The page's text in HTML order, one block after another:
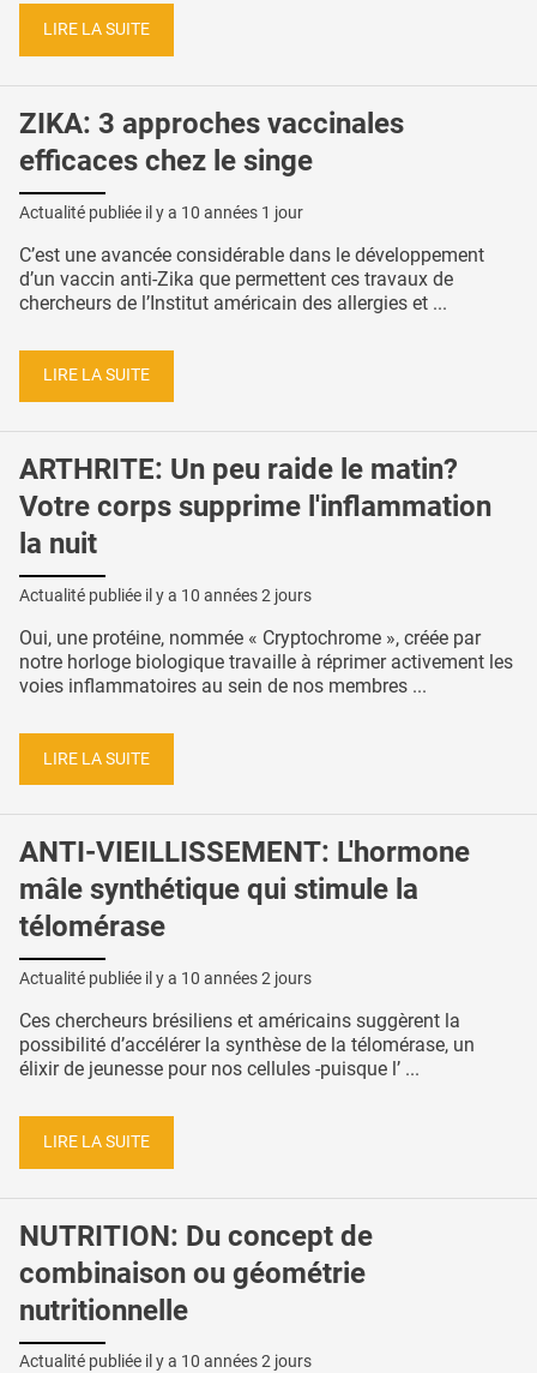
LIRE LA SUITE
ZIKA: 3 approches vaccinales
efficaces chez le singe
Actualité publiée il y a 10 années 1 jour
C’est une avancée considérable dans le développement
d’un vaccin anti-Zika que permettent ces travaux de
chercheurs de l’Institut américain des allergies et ...
LIRE LA SUITE
ARTHRITE: Un peu raide le matin?
Votre corps supprime l'inflammation
la nuit
Actualité publiée il y a 10 années 2 jours
Oui, une protéine, nommée « Cryptochrome », créée par
notre horloge biologique travaille à réprimer activement les
voies inflammatoires au sein de nos membres ...
LIRE LA SUITE
ANTI-VIEILLISSEMENT: L'hormone
mâle synthétique qui stimule la
télomérase
Actualité publiée il y a 10 années 2 jours
Ces chercheurs brésiliens et américains suggèrent la
possibilité d’accélérer la synthèse de la télomérase, un
élixir de jeunesse pour nos cellules -puisque l’ ...
LIRE LA SUITE
NUTRITION: Du concept de
combinaison ou géométrie
nutritionnelle
Actualité publiée il y a 10 années 2 jours